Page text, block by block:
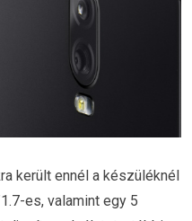
került ennél a készüléknél
es, valamint egy 5